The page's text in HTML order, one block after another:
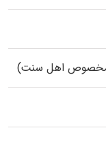
(مخصوص اهل سنت)